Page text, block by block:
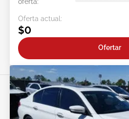
Oferta actual:
$0
Ofertar